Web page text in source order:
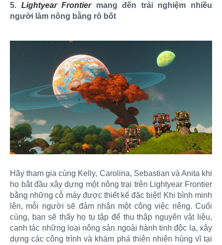
5. Lightyear Frontiermang đến trải nghiệm nhiều
người làm nông bằng rô bốt
Hãy tham gia cùng Kelly, Carolina, Sebastian và Anita khi
họ bắt đầu xây dựng một nông trại trên Lightyear Frontier
bằng những cỗ máy được thiết kế đặc biệt! Khi bình minh
lên, mỗi người sẽ đảm nhận một công việc riêng. Cuối
cùng, bạn sẽ thấy họ tụ tập để thu thập nguyên vật liệu,
canh tác những loại nông sản ngoài hành tinh độc lạ, xây
dựng các công trình và khám phá thiên nhiên hùng vĩ tại